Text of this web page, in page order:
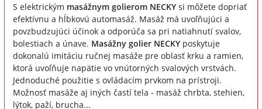
S elektrickým masážnym golierom NECKY si môžete dopriať
efektívnu a hĺbkovú automasáž. Masáž má uvoľňujúci a
povzbudzujúci účinok a odporúča sa pri natiahnutí svalov,
bolestiach a únave. Masážny golier NECKY poskytuje
dokonalú imitáciu ručnej masáže pre oblasť krku a ramien,
ktorá uvoľňuje napätie vo vnútorných svalových vrstvách.
Jednoduché použitie s ovládacím prvkom na prístroji.
Možnosť masáže aj iných častí tela - masáž chrbta, stehien,
lýtok, paží, brucha...